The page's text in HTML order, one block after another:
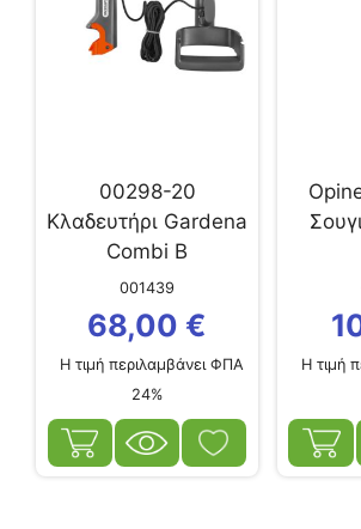
00298-20
Κλαδευτήρι Gardena
Combi B
001439
68,00 €
Η τιμή περιλαμβάνει ΦΠΑ
24%
Η τιμή